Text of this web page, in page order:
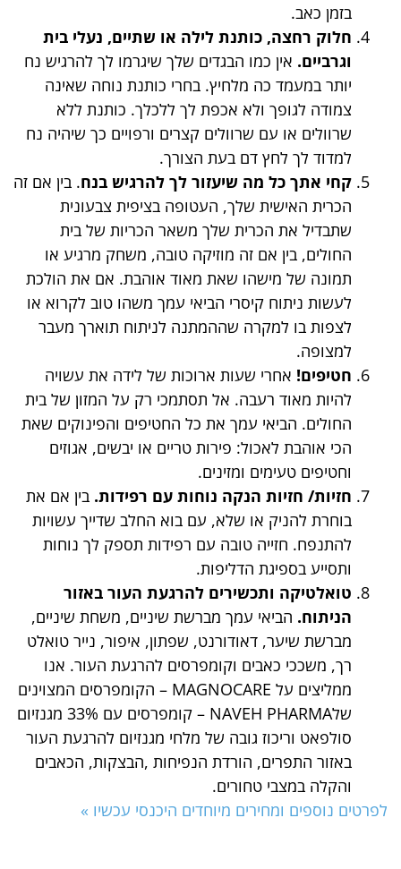
בזמן כאב.
חלוק רחצה, כותנת לילה או שתיים, נעלי בית
וגרביים. אין כמו הבגדים שלך שיגרמו לך להרגיש נח
יותר במעמד כה מלחיץ. בחרי כותנת נוחה שאינה
צמודה לגופך ולא אכפת לך ללכלך. כותנת ללא
שרוולים או עם שרוולים קצרים ורפויים כך שיהיה נח
למדוד לך לחץ דם בעת הצורך.
קחי אתך כל מה שיעזור לך להרגיש בנח. בין אם זה
הכרית האישית שלך, העטופה בציפית צבעונית
שתבדיל את הכרית שלך משאר הכריות של בית
החולים, בין אם זה מוזיקה טובה, משחק מרגיע או
תמונה של מישהו שאת מאוד אוהבת. אם את הולכת
לעשות ניתוח קיסרי הביאי עמך משהו טוב לקרוא או
לצפות בו למקרה שההמתנה לניתוח תוארך מעבר
למצופה.
חטיפים! אחרי שעות ארוכות של לידה את עשויה
להיות מאוד רעבה. אל תסתמכי רק על המזון של בית
החולים. הביאי עמך את כל החטיפים והפינוקים שאת
הכי אוהבת לאכול: פירות טריים או יבשים, אגוזים
וחטיפים טעימים ומזינים.
חזיות/ חזיות הנקה נוחות עם רפידות. בין אם את
בוחרת להניק או שלא, עם בוא החלב שדייך עשויות
להתנפח. חזייה טובה עם רפידות תספק לך נוחות
ותסייע בספיגת הדליפות.
טואלטיקה ותכשירים להרגעת העור באזור
הניתוח. הביאי עמך מברשת שיניים, משחת שיניים,
מברשת שיער, דאודורנט, שפתון, איפור, נייר טואלט
רך, משככי כאבים וקומפרסים להרגעת העור. אנו
ממליצים על MAGNOCARE – הקומפרסים המצוינים
שלNAVEH PHARMA – קומפרסים עם 33% מגנזיום
סולפאט וריכוז גובה של מלחי מגנזיום להרגעת העור
באזור התפרים, הורדת הנפיחות ,הבצקות, הכאבים
והקלה במצבי טחורים.
לפרטים נוספים ומחירים מיוחדים היכנסי עכשיו »